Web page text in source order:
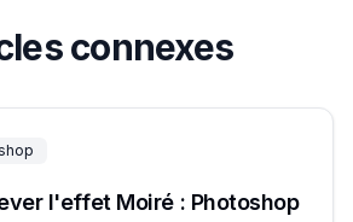
connexes
l'effet Moiré : Photoshop